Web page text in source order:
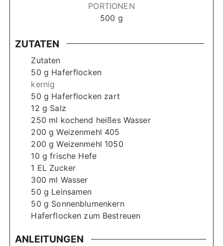
PORTIONEN
500 g
ZUTATEN
Zutaten
50 g Haferflocken
kernig
50 g Haferflocken zart
12 g Salz
250 ml kochend heißes Wasser
200 g Weizenmehl 405
200 g Weizenmehl 1050
10 g frische Hefe
1 EL Zucker
300 ml Wasser
50 g Leinsamen
50 g Sonnenblumenkern
Haferflocken zum Bestreuen
ANLEITUNGEN